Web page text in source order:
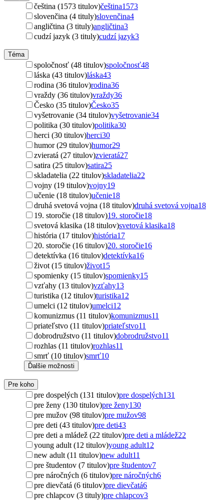
čeština (1573 titulov)čeština1573
slovenčina (4 tituly)slovenčina4
angličtina (3 tituly)angličtina3
cudzí jazyk (3 tituly)cudzí jazyk3
Téma
spoločnosť (48 titulov)spoločnosť48
láska (43 titulov)láska43
rodina (36 titulov)rodina36
vraždy (36 titulov)vraždy36
Česko (35 titulov)Česko35
vyšetrovanie (34 titulov)vyšetrovanie34
politika (30 titulov)politika30
herci (30 titulov)herci30
humor (29 titulov)humor29
zvieratá (27 titulov)zvieratá27
satira (25 titulov)satira25
skladatelia (22 titulov)skladatelia22
vojny (19 titulov)vojny19
učenie (18 titulov)učenie18
druhá svetová vojna (18 titulov)druhá svetová vojna18
19. storočie (18 titulov)19. storočie18
svetová klasika (18 titulov)svetová klasika18
história (17 titulov)história17
20. storočie (16 titulov)20. storočie16
detektívka (16 titulov)detektívka16
život (15 titulov)život15
spomienky (15 titulov)spomienky15
vzťahy (13 titulov)vzťahy13
turistika (12 titulov)turistika12
umelci (12 titulov)umelci12
komunizmus (11 titulov)komunizmus11
priateľstvo (11 titulov)priateľstvo11
dobrodružstvo (11 titulov)dobrodružstvo11
rozhlas (11 titulov)rozhlas11
smrť (10 titulov)smrť10
Ďalšie možnosti
Pre koho
pre dospelých (131 titulov)pre dospelých131
pre ženy (130 titulov)pre ženy130
pre mužov (98 titulov)pre mužov98
pre deti (43 titulov)pre deti43
pre deti a mládež (22 titulov)pre deti a mládež22
young adult (12 titulov)young adult12
new adult (11 titulov)new adult11
pre študentov (7 titulov)pre študentov7
pre náročných (6 titulov)pre náročných6
pre dievčatá (6 titulov)pre dievčatá6
pre chlapcov (3 tituly)pre chlapcov3